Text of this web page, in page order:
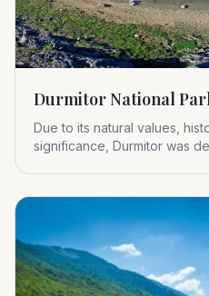
Durmitor National
Due to its natural values,
significance, Durmitor was